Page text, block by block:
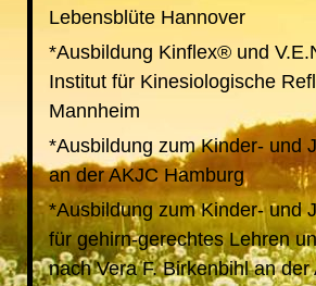
Lebensblüte Hannover
*Ausbildung Kinflex® und
Institut für Kinesiologische
Mannheim
*Ausbildung zum Kinder- und
an der AKJC Hamburg
*Ausbildung zum Kinder- und
für gehirn-gerechtes Lehren
nach Vera F. Birkenbihl an der